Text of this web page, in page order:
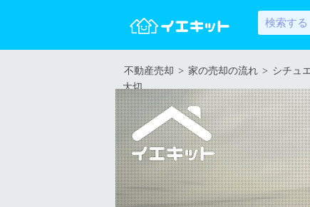
不動産売却 > 家の売却の流れ > シチュ
大切